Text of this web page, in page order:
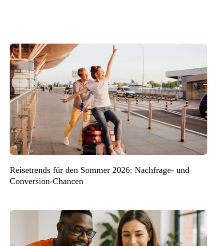
Reisetrends für den Sommer 2026: Nachfrage- und
Conversion-Chancen